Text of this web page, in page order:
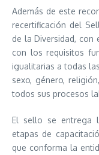
Además de este
recertificación del
de la Diversidad, con
con los requisitos
igualitarias a todas
sexo, género,
todos sus procesos
El sello se entrega
etapas de
que conforma la